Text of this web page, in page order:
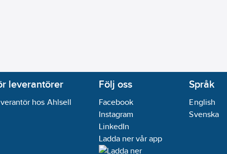
leverantörer
hos Ahlsell
Följ oss
Facebook
Instagram
LinkedIn
Ladda ner vår app
Språk
English
Svenska